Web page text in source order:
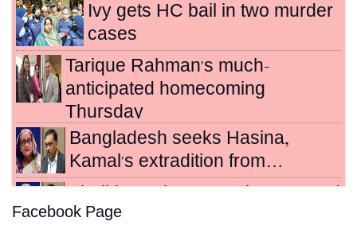
Ivy gets HC bail in two murder
cases
Tarique Rahman's much-
anticipated homecoming
Thursday
Bangladesh seeks Hasina,
Kamal's extradition from…
to death for crimes…
Facebook Page